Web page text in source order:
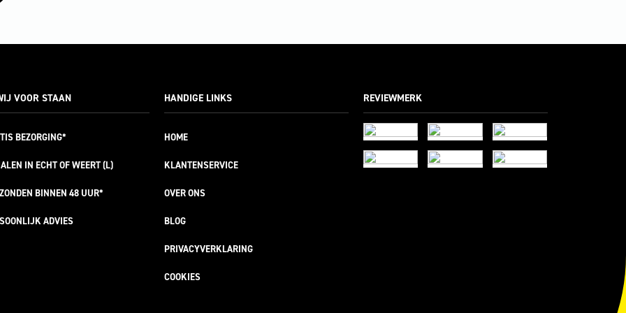
VOOR STAAN
BEZORGING*
IN ECHT OF WEERT (L)
BINNEN 48 UUR*
ADVIES
HANDIGE LINKS
HOME
KLANTENSERVICE
OVER ONS
BLOG
PRIVACYVERKLARING
COOKIES
REVIEWMERK